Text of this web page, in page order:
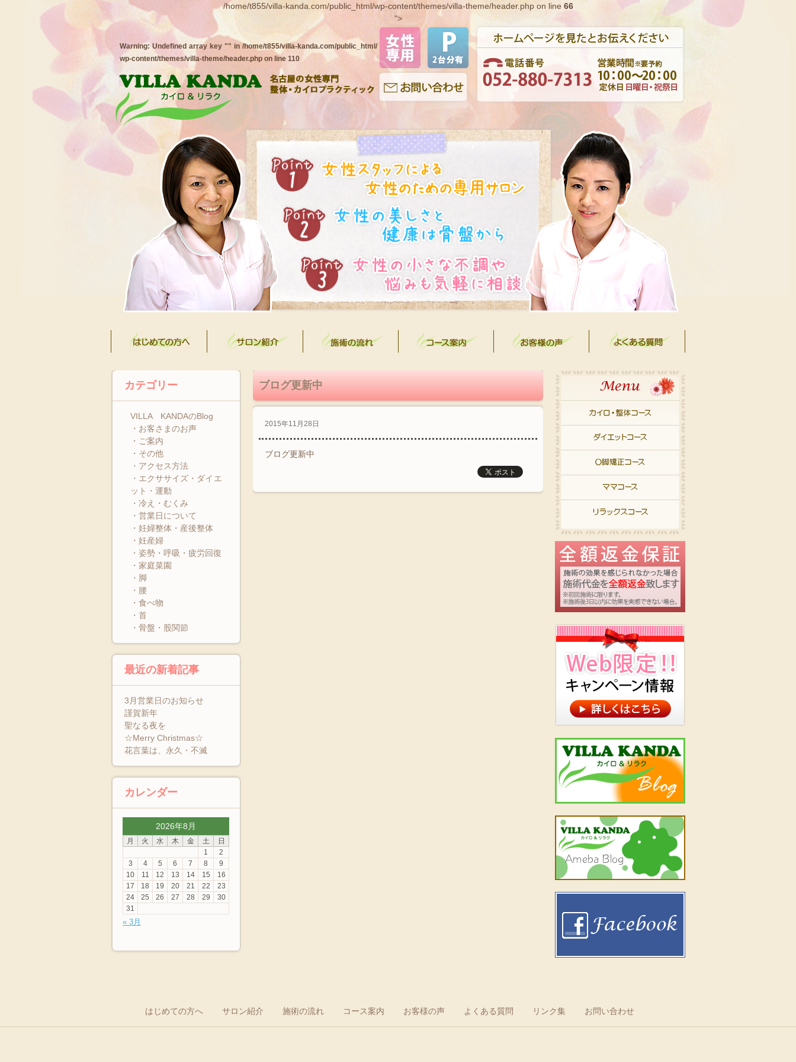
/home/t855/villa-kanda.com/public_html/wp-content/themes/villa-theme/header.php on line 66
">
Warning: Undefined array key "" in /home/t855/villa-kanda.com/public_html/
wp-content/themes/villa-theme/header.php on line 110
カテゴリー
VILLA KANDAのBlog
・お客さまのお声
・ご案内
・その他
・アクセス方法
・エクササイズ・ダイエ
ット・運動
・冷え・むくみ
・営業日について
・妊婦整体・産後整体
・妊産婦
・姿勢・呼吸・疲労回復
・家庭菜園
・脚
・腰
・食べ物
・首
・骨盤・股関節
最近の新着記事
3月営業日のお知らせ
謹賀新年
聖なる夜を
☆Merry Christmas☆
花言葉は、永久・不滅
カレンダー
2026年8月
月 火 水 木 金 土 日
« 3月
1
2
3
4 5 6 7 8
9
10
11 12 13 14 15
16
17
18 19 20 21 22
23
24
25 26 27 28 29
30
31
ブログ更新中
2015年11月28日
ブログ更新中
はじめての方へ サロン紹介 施術の流れ コース案内 お客様の声 よくある質問 リンク集 お問い合わせ